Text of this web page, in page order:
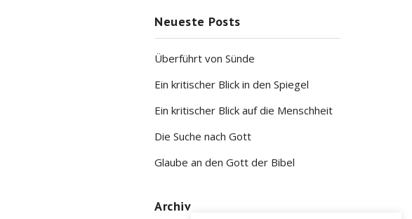
Neueste Posts
Überführt von Sünde
Ein kritischer Blick in den Spiegel
Ein kritischer Blick auf die Menschheit
Die Suche nach Gott
Glaube an den Gott der Bibel
Archiv